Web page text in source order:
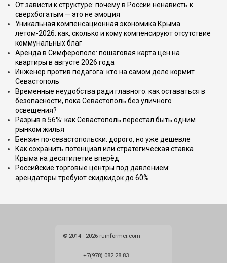
От зависти к структуре: почему в России ненависть к
сверхбогатым — это не эмоция
Уникальная компенсационная экономика Крыма
летом-2026: как, сколько и кому компенсируют отсутствие
коммунальных благ
Аренда в Симферополе: пошаговая карта цен на
квартиры в августе 2026 года
Инженер против педагога: кто на самом деле кормит
Севастополь
Временные неудобства ради главного: как оставаться в
безопасности, пока Севастополь без уличного
освещения?
Разрыв в 56%: как Севастополь перестал быть одним
рынком жилья
Бензин по-севастопольски: дорого, но уже дешевле
Как сохранить потенциал или стратегическая ставка
Крыма на десятилетие вперёд
Российские торговые центры под давлением:
арендаторы требуют скидкидок до 60%
© 2014 - 2026 ruinformer.com
+7(978) 082 28 83